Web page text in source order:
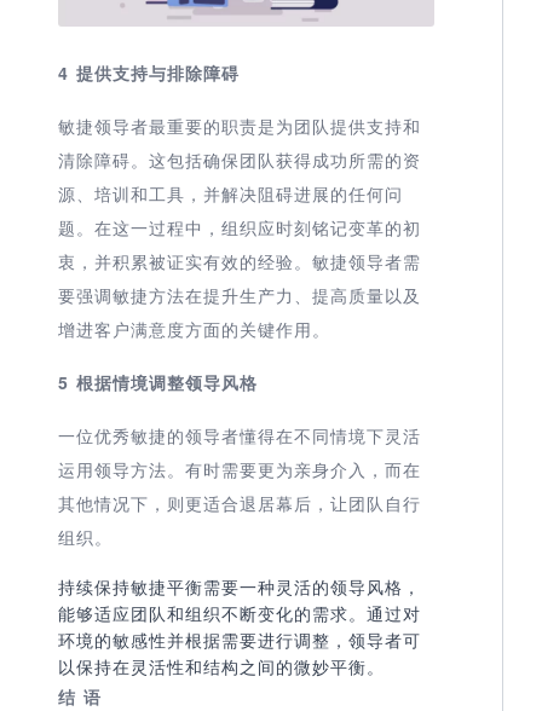
4 提供支持与排除障碍
敏捷领导者最重要的职责是为团队提供支持和
清除障碍。这包括确保团队获得成功所需的资
源、培训和工具，并解决阻碍进展的任何问
题。在这一过程中，组织应时刻铭记变革的初
衷，并积累被证实有效的经验。敏捷领导者需
要强调敏捷方法在提升生产力、提高质量以及
增进客户满意度方面的关键作用。
5 根据情境调整领导风格
一位优秀敏捷的领导者懂得在不同情境下灵活
运用领导方法。有时需要更为亲身介入，而在
其他情况下，则更适合退居幕后，让团队自行
组织。
持续保持敏捷平衡需要一种灵活的领导风格，
能够适应团队和组织不断变化的需求。通过对
环境的敏感性并根据需要进行调整，领导者可
以保持在灵活性和结构之间的微妙平衡。
结 语